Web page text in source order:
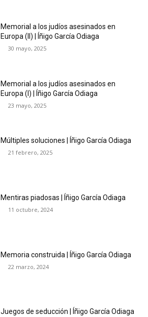
Memorial a los judíos asesinados en
Europa (II) | Íñigo García Odiaga
30 mayo, 2025
Memorial a los judíos asesinados en
Europa (I) | Íñigo García Odiaga
23 mayo, 2025
Múltiples soluciones | Íñigo García Odiaga
21 febrero, 2025
Mentiras piadosas | Íñigo García Odiaga
11 octubre, 2024
Memoria construida | Íñigo García Odiaga
22 marzo, 2024
Juegos de seducción | Íñigo García Odiaga